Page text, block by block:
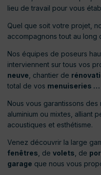
lieu de travail pour vous
Quel que soit votre projet,
accompagnons tout au long
Nos équipes de poseurs
interviennent sur tous vos
neuve , chantier de
total de vos menuiseries …
Nous vous garantissons des
aluminium ou mixtes, alliant
acoustiques et esthétisme.
Venez découvrir la large
fenêtres , de volets , de
garage que nous vous